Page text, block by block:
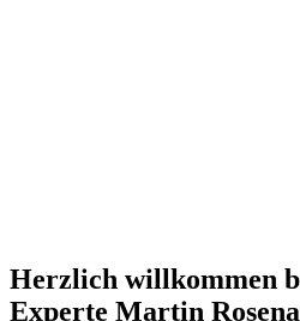
Herzlich willkommen
Experte Martin